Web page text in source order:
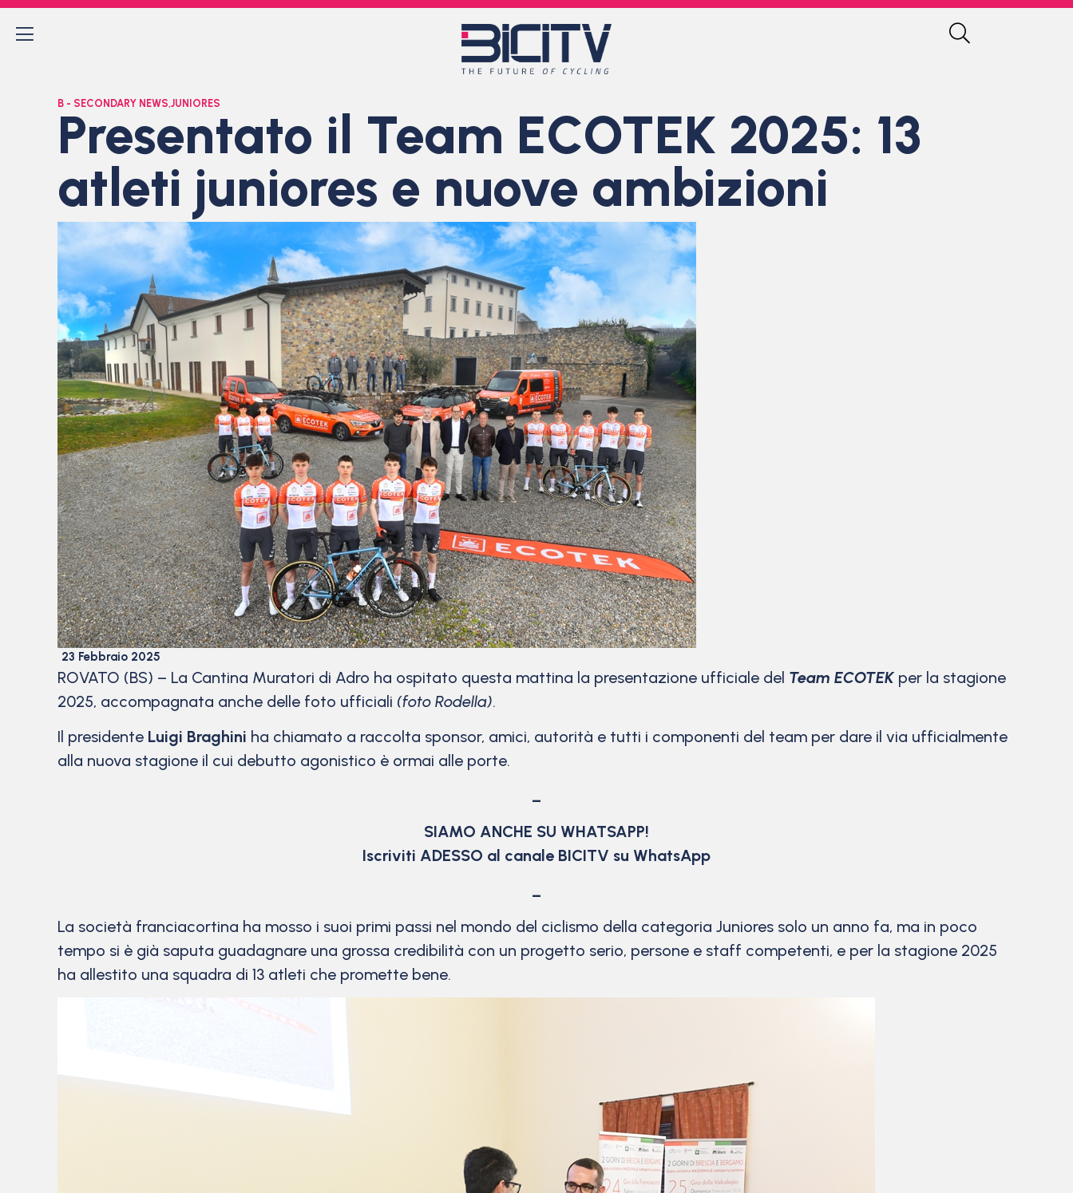
B - SECONDARY NEWS,JUNIORES
Presentato il Team ECOTEK 2025: 13
atleti juniores e nuove ambizioni
23 Febbraio 2025
ROVATO (BS) – La Cantina Muratori di Adro ha ospitato questa mattina la presentazione ufficiale del Team ECOTEK per la stagione
2025, accompagnata anche delle foto ufficiali (foto Rodella).
Il presidente Luigi Braghini ha chiamato a raccolta sponsor, amici, autorità e tutti i componenti del team per dare il via ufficialmente
alla nuova stagione il cui debutto agonistico è ormai alle porte.
_
SIAMO ANCHE SU WHATSAPP!
Iscriviti ADESSO al canale BICITV su WhatsApp
_
La società franciacortina ha mosso i suoi primi passi nel mondo del ciclismo della categoria Juniores solo un anno fa, ma in poco
tempo si è già saputa guadagnare una grossa credibilità con un progetto serio, persone e staff competenti, e per la stagione 2025
ha allestito una squadra di 13 atleti che promette bene.